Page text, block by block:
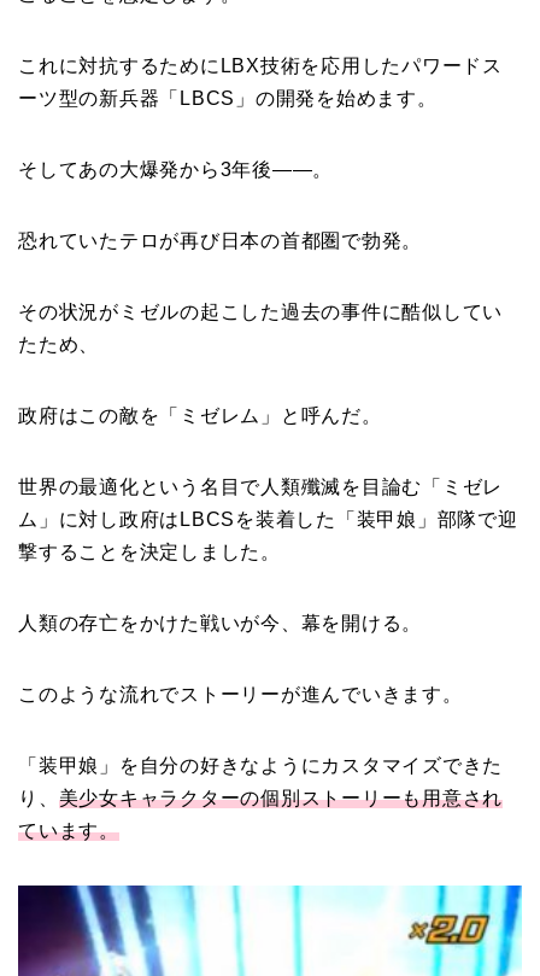
これに対抗するためにLBX技術を応用したパワードス
ーツ型の新兵器「LBCS」の開発を始めます。
そしてあの大爆発から3年後——。
恐れていたテロが再び日本の首都圏で勃発。
その状況がミゼルの起こした過去の事件に酷似してい
たため、
政府はこの敵を「ミゼレム」と呼んだ。
世界の最適化という名目で人類殲滅を目論む「ミゼレ
ム」に対し政府はLBCSを装着した「装甲娘」部隊で迎
撃することを決定しました。
人類の存亡をかけた戦いが今、幕を開ける。
このような流れでストーリーが進んでいきます。
「装甲娘」を自分の好きなようにカスタマイズできた
り、 美少女キャラクターの個別ストーリーも用意され
ています。